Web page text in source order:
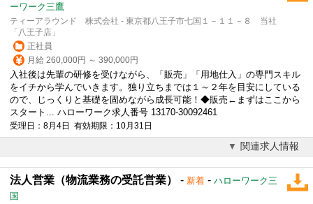
ーワーク三鷹
ティーアラウンド 株式会社 - 東京都八王子市七国１－１１－８ 当社
「八王子店」
正社員
月給 260,000円 ～ 390,000円
入社後は先輩の研修を受けながら、「販売」「用地仕入」の専門スキル
をイチから学んでいきます。独り立ちまでは１～２年を目安にしている
ので、じっくりと基礎を固めながら成長可能！◆販売←まずはここから
スタート... ハローワーク求人番号 13170-30092461
受理日：8月4日 有効期限：10月31日
関連求人情報
法人営業（物流業務の受託営業） - 新着 - ハローワーク三
国